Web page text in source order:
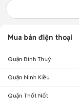
Mua bán điện thoại
Quận Bình Thuỷ
Quận Ninh Kiều
Quận Thốt Nốt